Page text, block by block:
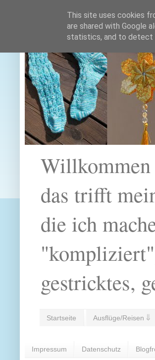
Willkommen
das trifft
die ich
gestricktes,
Startseite Ausflüge/Reisen ⇓
Impressum Datenschutz
This site uses cookies
are shared with Google
statistics, and to detect